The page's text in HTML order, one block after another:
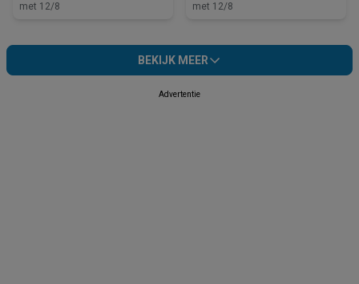
met 12/8
met 12/8
BEKIJK MEER
Advertentie